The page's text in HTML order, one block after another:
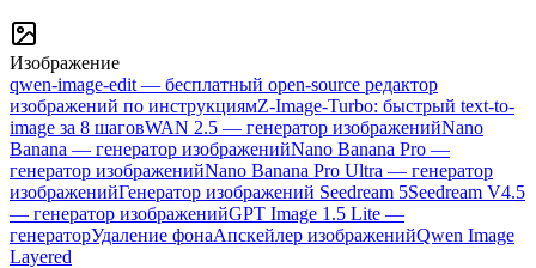
Изображение
qwen-image-edit — бесплатный open-source редактор
изображений по инструкциямZ-Image-Turbo: быстрый text-to-
image за 8 шаговWAN 2.5 — генератор изображенийNano
Banana — генератор изображенийNano Banana Pro —
генератор изображенийNano Banana Pro Ultra — генератор
изображенийГенератор изображений Seedream 5Seedream V4.5
— генератор изображенийGPT Image 1.5 Lite —
генераторУдаление фонаАпскейлер изображенийQwen Image
Layered